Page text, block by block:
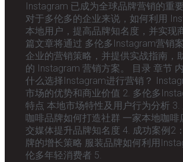
Instagram 已成为全球品牌营销的重
对于多伦多的企业来说，如何利用
本地用户，提高品牌知名度，并实现
篇文章将通过 多伦多Instagram营销
企业的营销策略，并提供实战指南，
的 Instagram 营销方案。 目录 章节
什么选择Instagram进行营销？
市场的优势和商业价值 2. 多伦多
特点 本地市场特性及用户行为分析 3.
咖啡品牌如何打造社群 一家本地咖啡
交媒体提升品牌知名度 4. 成功案例2
牌的增长策略 服装品牌如何利用
伦多年轻消费者 5.